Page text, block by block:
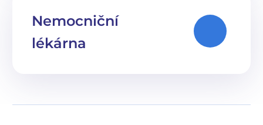
Nemocniční
lékárna